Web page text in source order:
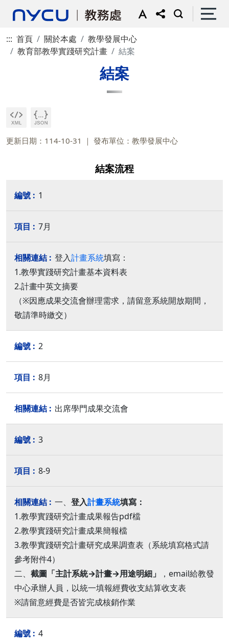
::: 首頁 關於本處
教學發展中心
教育部教學實踐研究計畫
結案
結案
更新日期：114-10-31 發布單位：教學發展中心
結案流程
1
7月
登入計畫系統填寫：
1.教學實踐研究計畫基本資料表
2.計畫中英文摘要
（※因應成果交流會辦理需求，請留意系統開放期間，
敬請準時繳交）
2
8月
出席學門成果交流會
3
8-9
一、 登入計畫系統填寫：
1.教學實踐研究計畫成果報告pdf檔
2.教學實踐研究計畫成果簡報檔
3.教學實踐研究計畫研究成果調查表（系統填寫格式請
參考附件4）
二、 截圖「主計系統→計畫→用途明細」
，email給教發
中心承辦人員，以統一填報經費收支結算收支表
※請留意經費是否皆完成核銷作業
4